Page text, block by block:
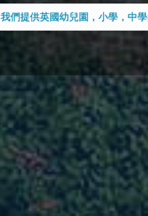
我們提供英國幼兒園，小學，中學